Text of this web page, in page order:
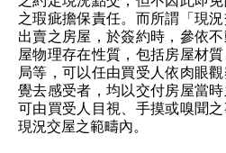
之瑕疵擔保責任。而所謂「現
出賣之房屋，於簽約時，參依
屋物理存在性質，包括房屋材
局等，可以任由買受人依肉眼
覺去感受者，均以交付房屋當
可由買受人目視、手摸或嗅聞
現況交屋之範疇內。